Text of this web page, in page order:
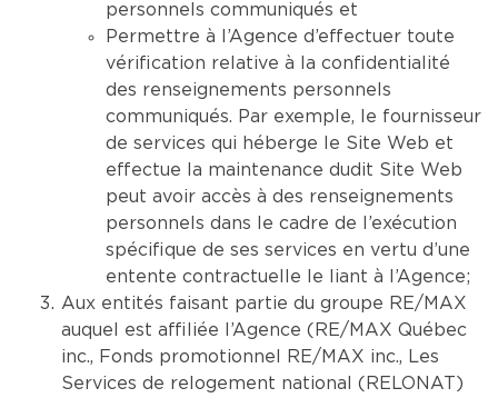
personnels communiqués et
Permettre à l’Agence d’effectuer toute
vérification relative à la confidentialité
des renseignements personnels
communiqués. Par exemple, le fournisseur
de services qui héberge le Site Web et
effectue la maintenance dudit Site Web
peut avoir accès à des renseignements
personnels dans le cadre de l’exécution
spécifique de ses services en vertu d’une
entente contractuelle le liant à l’Agence;
Aux entités faisant partie du groupe RE/MAX
auquel est affiliée l’Agence (RE/MAX Québec
inc., Fonds promotionnel RE/MAX inc., Les
Services de relogement national (RELONAT)